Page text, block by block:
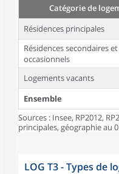
Catégorie de
Résidences principales
Résidences secondaires
occasionnels
Logements vacants
Ensemble
Sources : Insee, RP2012,
principales, géographie au
LOG T3 - Types de